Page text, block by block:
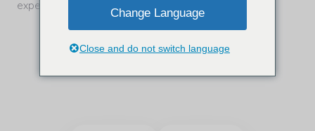
Change Language
Close and do not switch language